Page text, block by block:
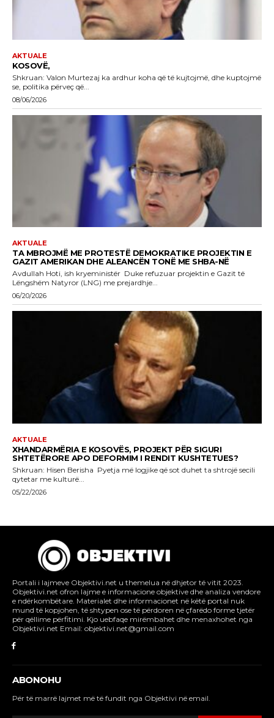
Portali i lajmeve Objektivi.net u themelua në dhjetor të vitit 2023.
Objektivi.net ofron lajme e informacione objektive dhe analiza vendore
e ndërkombëtare. Materialet dhe informacionet në këtë portal nuk
mund të kopjohen, të shtypen ose të përdoren në çfarëdo forme tjetër
për qëllime përfitimi. Kjo uebfaqe mirëmbahet dhe menaxhohet nga
Objektivi.net Email: objektivi.net@gmail.com
ABONOHU
Për të marrë lajmet më të fundit nga Objektivi në email.